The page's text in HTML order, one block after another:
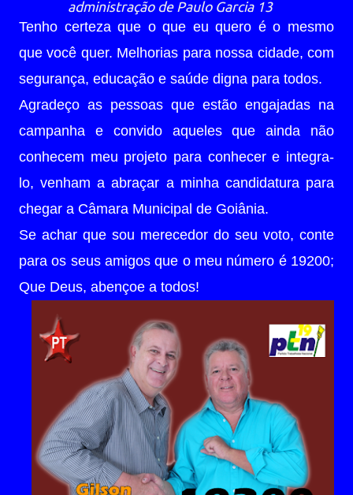
administração de Paulo Garcia 13
Tenho certeza que o que eu quero é o mesmo
que você quer. Melhorias para nossa cidade, com
segurança, educação e saúde digna para todos.
Agradeço as pessoas que estão engajadas na
campanha e convido aqueles que ainda não
conhecem meu projeto para conhecer e integra-
lo, venham a abraçar a minha candidatura para
chegar a Câmara Municipal de Goiânia.
Se achar que sou merecedor do seu voto, conte
para os seus amigos que o meu número é 19200;
Que Deus, abençoe a todos!